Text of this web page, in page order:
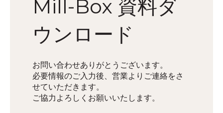
Mill-Box 資料ダ
ウンロード
お問い合わせありがとうございます。
必要情報のご入力後、営業よりご連絡をさ
せていただきます。
ご協力よろしくお願いいたします。